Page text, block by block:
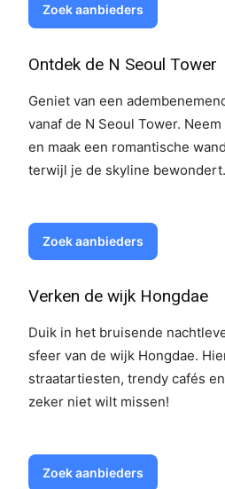
Zoek aanbieders
Ontdek de N Seoul Tower
Geniet van een
vanaf de N Seoul Tower.
en maak een romantische
terwijl je de skyline bewondert.
Zoek aanbieders
Verken de wijk Hongdae
Duik in het bruisende
sfeer van de wijk Hongdae.
straatartiesten, trendy cafés
zeker niet wilt missen!
Zoek aanbieders